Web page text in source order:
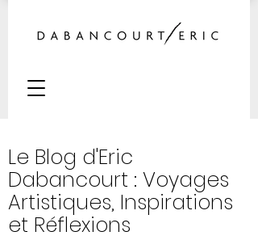
Le Blog d'Eric
Dabancourt : Voyages
Artistiques, Inspirations
et Réflexions